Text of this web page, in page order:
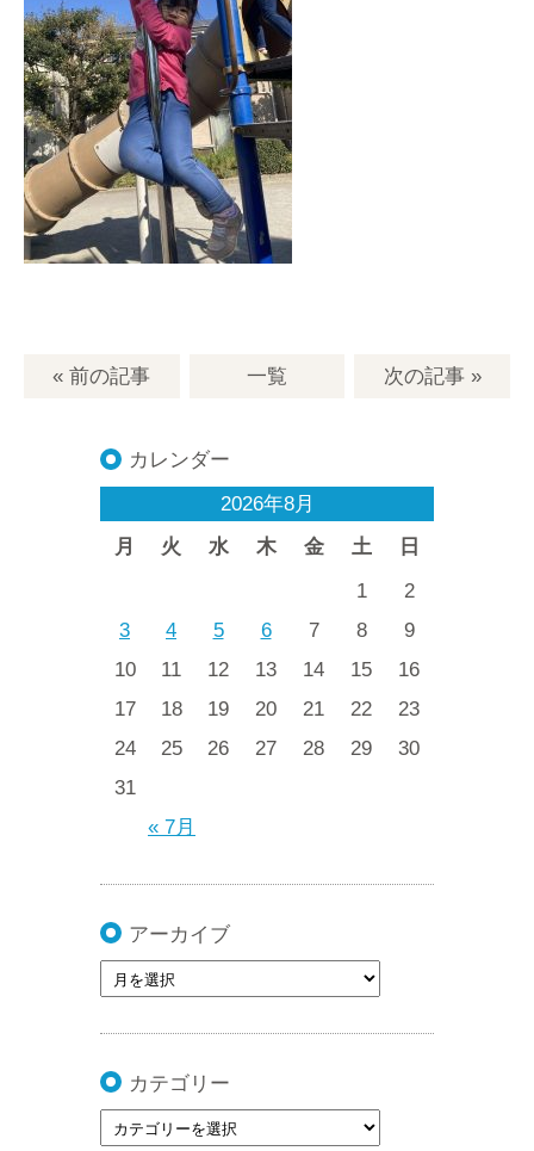
« 前の記事 一覧 次の記事»
カレンダー
2026年8月
月
火 水 木 金 土 日
« 7月
1
2
3
4 5 6 7 8
9
10
11 12 13 14 15
16
17
18 19 20 21 22
23
24
25 26 27 28 29
30
31
アーカイブ
カテゴリー